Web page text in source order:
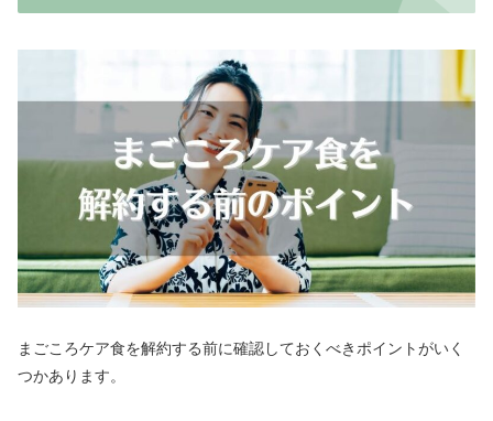
まごころケア食を解約する前に確認しておくべきポイントがいく
つかあります。